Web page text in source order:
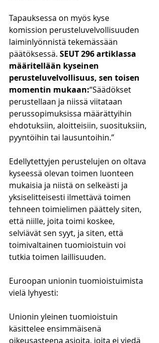
Tapauksessa on myös kyse
komission perusteluvelvollisuuden
laiminlyönnistä tekemässään
päätöksessä. SEUT 296 artiklassa
määritellään kyseinen
perusteluvelvollisuus, sen toisen
momentin mukaan:“Säädökset
perustellaan ja niissä viitataan
perussopimuksissa määrättyihin
ehdotuksiin, aloitteisiin, suosituksiin,
pyyntöihin tai lausuntoihin.”
Edellytettyjen perustelujen on oltava
kyseessä olevan toimen luonteen
mukaisia ja niistä on selkeästi ja
yksiselitteisesti ilmettävä toimen
tehneen toimielimen päättely siten,
että niille, joita toimi koskee,
selviävät sen syyt, ja siten, että
toimivaltainen tuomioistuin voi
tutkia toimen laillisuuden.
Euroopan unionin tuomioistuimista
vielä lyhyesti:
Unionin yleinen tuomioistuin
käsittelee ensimmäisenä
oikeusasteena asioita, joita ei viedä